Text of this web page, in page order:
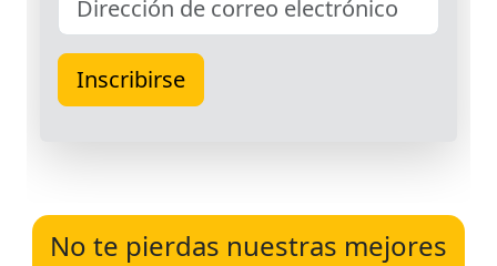
No te pierdas nuestras mejores